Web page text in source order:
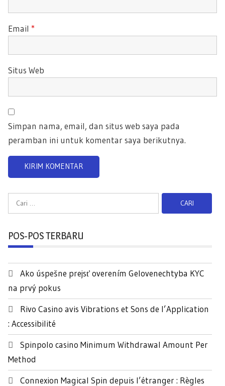
Email *
Situs Web
Simpan nama, email, dan situs web saya pada
peramban ini untuk komentar saya berikutnya.
a
n
u
k
:
POS-POS TERBARU
Ako úspešne prejsť overením Gelovenechtyba KYC
na prvý pokus
Rivo Casino avis Vibrations et Sons de l’Application
: Accessibilité
Spinpolo casino Minimum Withdrawal Amount Per
Method
Connexion Magical Spin depuis l’étranger : Règles